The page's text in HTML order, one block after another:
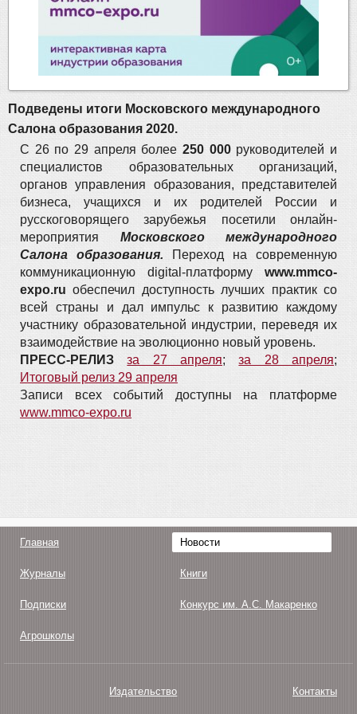
Подведены итоги Московского международного
Салона образования 2020.
С 26 по 29 апреля более 250 000руководителей и
специалистов образовательных организаций,
органов управления образования, представителей
бизнеса, учащихся и их родителей России и
русскоговорящего зарубежья посетили онлайн-
мероприятия Московского международного
Салона образования. Переход на современную
коммуникационную digital-платформу www.mmco-
expo.ru обеспечил доступность лучших практик со
всей страны и дал импульс к развитию каждому
участнику образовательной индустрии, переведя их
взаимодействие на эволюционно новый уровень.
ПРЕСС-РЕЛИЗ
за 27 апреля;за 28 апреля;
Итоговый релиз 29 апреля
Записи всех событий доступны на платформе
www.mmco-expo.ru
Главная Новости
Журналы Книги
Подписки Конкурс им. А.С. Макаренко
Агрошколы
Издательство Контакты